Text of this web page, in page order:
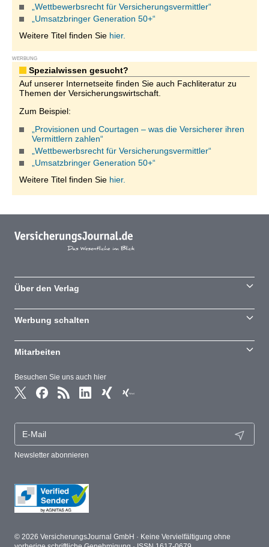
„Wettbewerbsrecht für Versicherungsvermittler“
„Umsatzbringer Generation 50+“
Weitere Titel finden Sie hier.
WERBUNG
Spezialwissen gesucht?
Auf unserer Internetseite finden Sie auch Fachliteratur zu
Themen der Versicherungswirtschaft.
Zum Beispiel:
„Provisionen und Courtagen – was die Versicherer ihren
Vermittlern zahlen“
„Wettbewerbsrecht für Versicherungsvermittler“
„Umsatzbringer Generation 50+“
Weitere Titel finden Sie hier.
Besuchen Sie uns auch hier
Newsletter abonnieren
Über den Verlag
Werbung schalten
Mitarbeiten
© 2026 VersicherungsJournal GmbH · Keine Vervielfältigung ohne